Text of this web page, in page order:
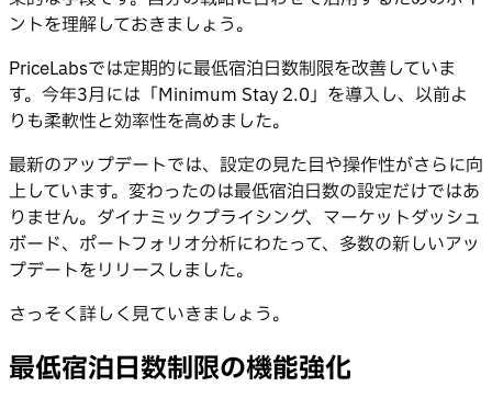
ントを理解しておきましょう。
PriceLabsでは定期的に最低宿泊日数制限を改善していま
す。今年3月には「Minimum Stay 2.0」を導入し、以前よ
りも柔軟性と効率性を高めました。
最新のアップデートでは、設定の見た目や操作性がさらに向
上しています。変わったのは最低宿泊日数の設定だけではあ
りません。ダイナミックプライシング、マーケットダッシュ
ボード、ポートフォリオ分析にわたって、多数の新しいアッ
プデートをリリースしました。
さっそく詳しく見ていきましょう。
最低宿泊日数制限の機能強化